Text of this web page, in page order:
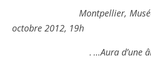
Montpellier, Musée
octobre 2012, 19h
. …Aura d’une